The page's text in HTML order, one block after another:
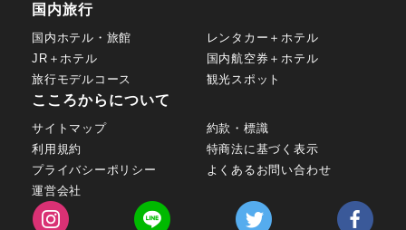
国内旅行
国内ホテル・旅館
レンタカー＋ホテル
JR＋ホテル
国内航空券＋ホテル
旅行モデルコース
観光スポット
こころからについて
サイトマップ
約款・標識
利用規約
特商法に基づく表示
プライバシーポリシー
よくあるお問い合わせ
運営会社